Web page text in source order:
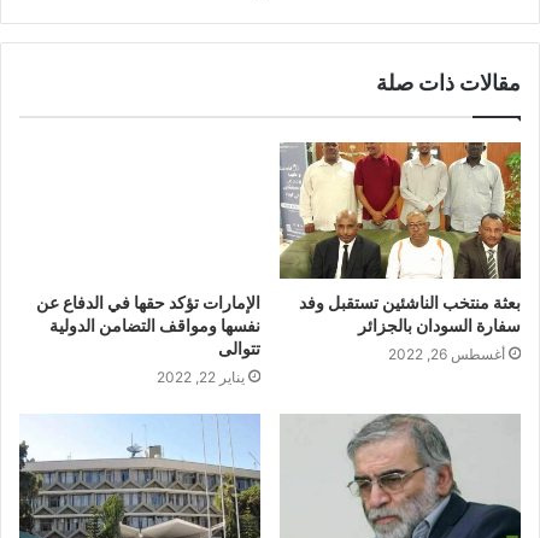
مقالات ذات صلة
بعثة منتخب الناشئين تستقبل وفد
سفارة السودان بالجزائر
أغسطس 26, 2022